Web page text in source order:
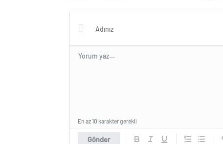
Gönder
En az 10 karakter gerekli